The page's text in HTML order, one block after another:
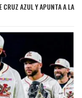
CRUZ AZUL Y APUNTA A LA